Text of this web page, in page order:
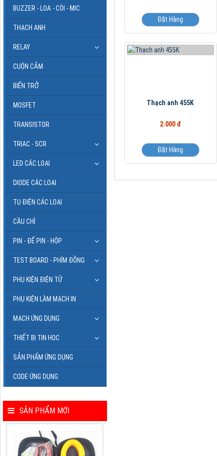
Đặt Hàng
Thạch anh 455K
2.000 đ
Đặt Hàng
BUZZER - LOA - CÒI - MIC
THẠCH ANH
RELAY
CUỘN CẢM
BIẾN TRỞ
MOSFET
TRANSISTOR
TRIAC - SCR
LED CÁC LOẠI
DIODE CÁC LOẠI
TỤ ĐIỆN CÁC LOẠI
CẦU CHÌ
PIN - ĐẾ PIN - HỘP
TEST BOARD - PHÍM ĐỒNG
PHỤ KIỆN ĐIỆN TỬ
PHỤ KIỆN LÀM MẠCH IN
MẠCH ỨNG DỤNG
THIẾT BỊ TIN HỌC
SẢN PHẨM ỨNG DỤNG
CODE ỨNG DỤNG
SẢN PHẨM MỚI